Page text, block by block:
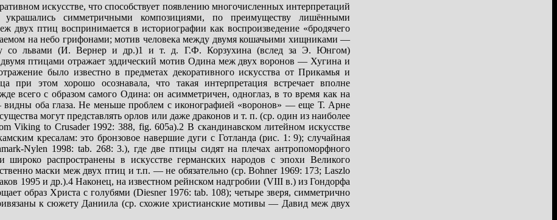
искусстве, что способствует появлению многочисленных интерпретаций
симметричными композициями, по преимуществу лишёнными
птиц воспринимается в историографии как воспроизведение «бродячего
на небо грифонами; мотив человека между двумя кошачьими хищниками —
со львами (И. Вернер и др.)1 и т. д. Г.Ф. Корзухина (вслед за Э. Юнгом)
птицами отражает эддический мотив Одина меж двух воронов — Хугина и
было известно в предметах декоративного искусства от Прикамья и
при этом хорошо осознавала, что такая интерпретация встречает вполне
всего с образом самого Одина: он асимметричен, одноглаз, в то время как на
видны оба глаза. Не меньше проблем с иконографией «воронов» — еще Т. Арне
могут представлять орлов или даже драконов и т. п. (ср. один из наиболее
Viking to Crusader 1992: 388, fig. 605а).2 В скандинавском литейном искусстве
кресалам: это бронзовое навершие дуги с Готланда (рис. 1: 9); случайная
Nylen 1998: tab. 268: 3.), где две птицы сидят на плечах антропоморфного
распространены в искусстве германских народов с эпохи Великого
маски меж двух птиц и т.п. — не обязательно (ср. Bohner 1969: 173; Laszlo
1995 и др.).4 Наконец, на известном рейнском надгробии (VIII в.) из Гондорфа
образ Христа с голубями (Diesner 1976: tаb. 108); четыре зверя, симметрично
к сюжету Даниила (ср. схожие христианские мотивы — Давид меж двух